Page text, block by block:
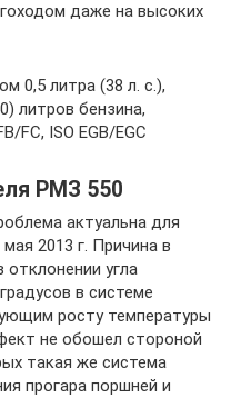
даже на высоких
0,5 литра (38 л. с.),
литров бензина,
FC, ISO EGB/EGC
РМЗ 550
актуальна для
2013 г. Причина в
угла
в системе
росту температуры
не обошел стороной
такая же система
прогара поршней и